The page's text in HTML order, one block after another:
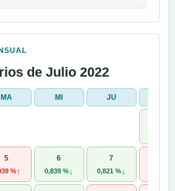
de Julio 2022
MA MI JU
5
%↑
6
0,839 % ↓
7
0,821 % ↓